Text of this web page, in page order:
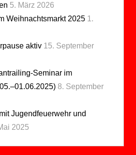
5. März 2026
Weihnachtsmarkt 2025 1.
aktiv 15. September
Seminar im
8. September
Jugendfeuerwehr und
2025